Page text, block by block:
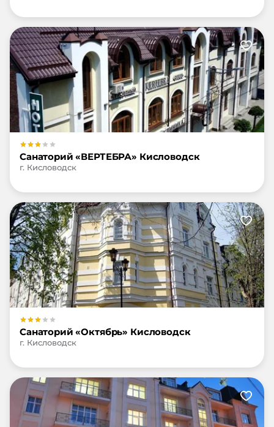
Санаторий «ВЕРТЕБРА» Кисловодск
г. Кисловодск
Санаторий «Октябрь» Кисловодск
г. Кисловодск